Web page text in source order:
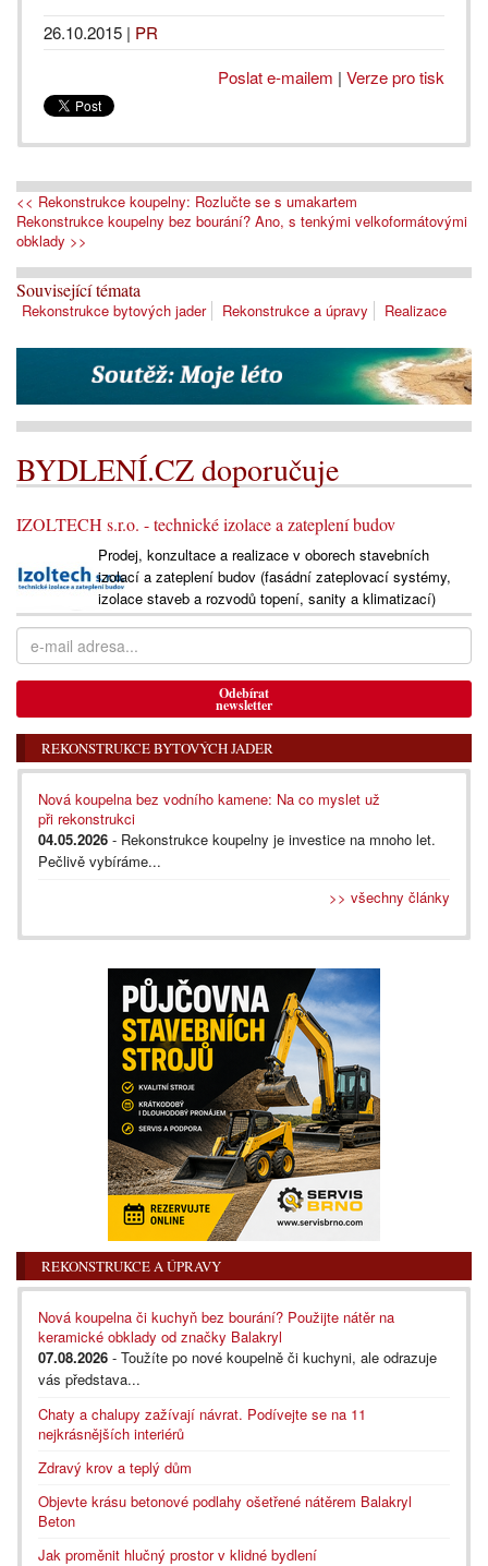
26.10.2015 | PR
Poslat e-mailem | Verze pro tisk
<< Rekonstrukce koupelny: Rozlučte se s umakartem
Rekonstrukce koupelny bez bourání? Ano, s tenkými velkoformátovými
obklady >>
Související témata
Rekonstrukce bytových jader Rekonstrukce a úpravy Realizace
BYDLENÍ.CZ doporučuje
IZOLTECH s.r.o. - technické izolace a zateplení budov
Prodej, konzultace a realizace v oborech stavebních
izolací a zateplení budov (fasádní zateplovací systémy,
izolace staveb a rozvodů topení, sanity a klimatizací)
Odebírat
newsletter
REKONSTRUKCE BYTOVÝCH JADER
Nová koupelna bez vodního kamene: Na co myslet už
při rekonstrukci
04.05.2026 - Rekonstrukce koupelny je investice na mnoho let.
Pečlivě vybíráme...
>> všechny články
REKONSTRUKCE A ÚPRAVY
Nová koupelna či kuchyň bez bourání? Použijte nátěr na
keramické obklady od značky Balakryl
07.08.2026 - Toužíte po nové koupelně či kuchyni, ale odrazuje
vás představa...
Chaty a chalupy zažívají návrat. Podívejte se na 11
nejkrásnějších interiérů
Zdravý krov a teplý dům
Objevte krásu betonové podlahy ošetřené nátěrem Balakryl
Beton
Jak proměnit hlučný prostor v klidné bydlení